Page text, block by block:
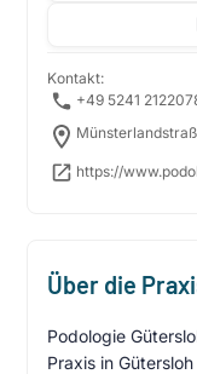
Kontakt:
+49 5241
https://
Über die
Podologie
Praxis in